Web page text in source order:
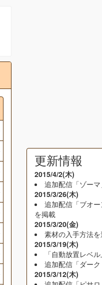
更新情報
2015/4/2(木)
追加配信「ゾー
2015/3/26(木)
追加配信「ブオー
を掲載
2015/3/20(金)
素材の入手方法を
2015/3/19(木)
「自動放置レベ
追加配信「ダー
2015/3/12(木)